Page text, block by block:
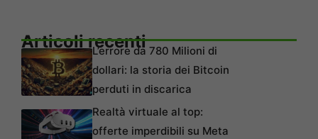
Articoli recentiL’errore da 780 Milioni di
dollari: la storia dei Bitcoin
perduti in discarica
Realtà virtuale al top:
offerte imperdibili su Meta